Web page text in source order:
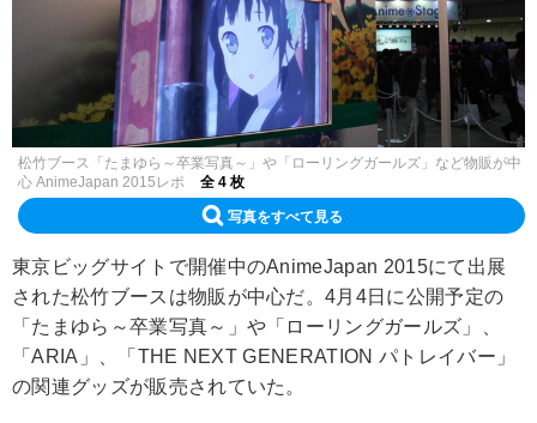
松竹ブース「たまゆら～卒業写真～」や「ローリングガールズ」など物販が中
心 AnimeJapan 2015レポ
全 4 枚
写真をすべて見る
東京ビッグサイトで開催中のAnimeJapan 2015にて出展
された松竹ブースは物販が中心だ。4月4日に公開予定の
「たまゆら～卒業写真～」や「ローリングガールズ」、
「ARIA」、「THE NEXT GENERATION パトレイバー」
の関連グッズが販売されていた。